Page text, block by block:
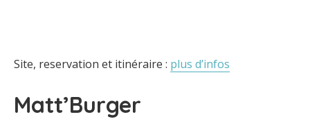
Site, reservation et itinéraire : plus d’infos
Matt’Burger